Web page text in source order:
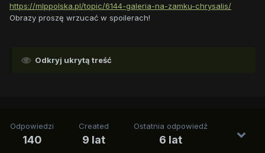
https://mlppolska.pl/topic/6144-galeria-na-zamku-chrysalis/
Obrazy proszę wrzucać w spoilerach!
Odkryj ukrytą treść
Odpowiedzi
140
Created
9 lat
Ostatnia odpowiedź
6 lat